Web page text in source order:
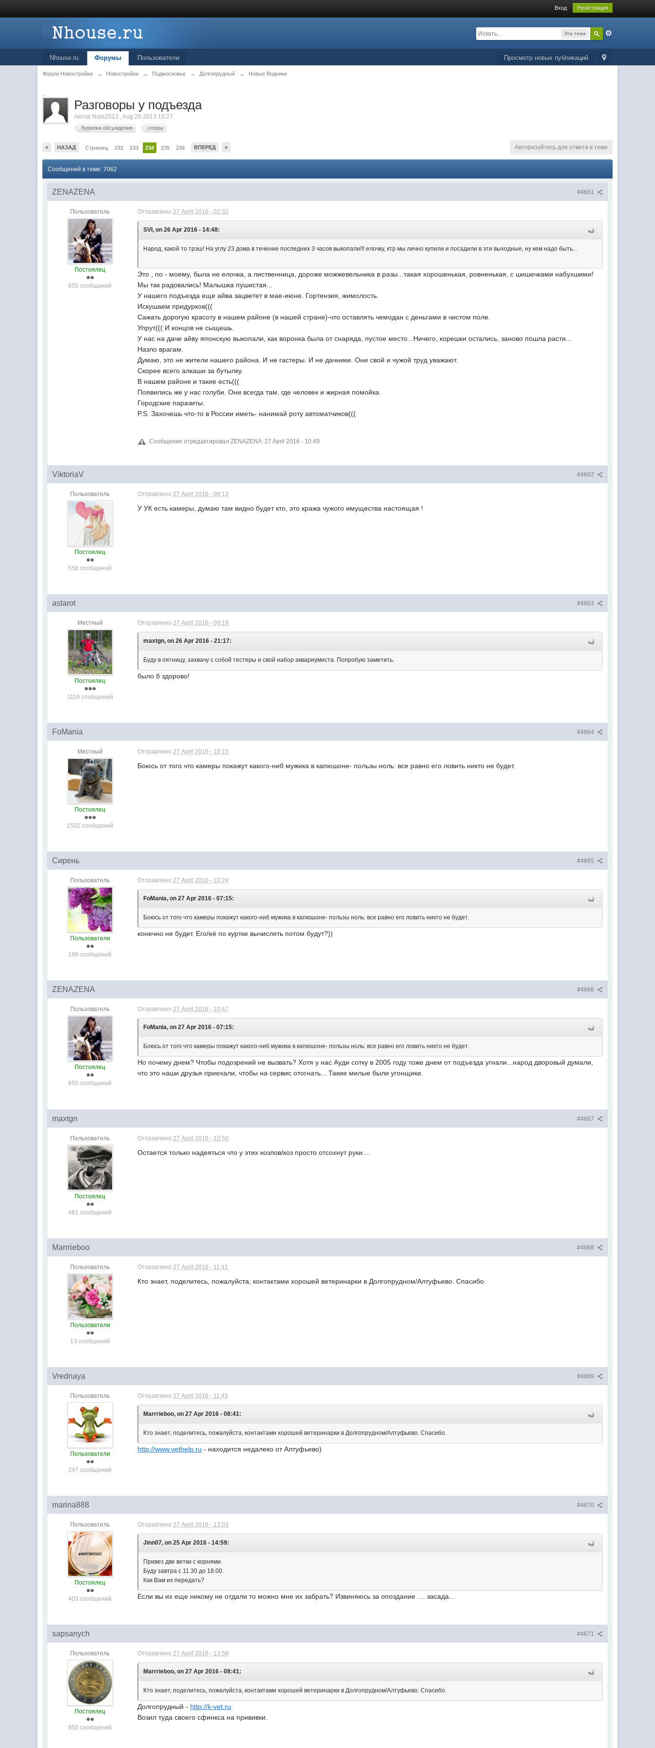
Вход Регистрация
Эта тема
Просмотр новых публикаций
Nhouse.ru Форумы Пользователи
Форум Новостройки → Новостройки → Подмосковье → Долгопрудный → Новые Водники
.
Разговоры у подъезда
Автор Nata2013 ,Aug 26 2013 10:27
Курилка обсуждения споры
« НАЗАД Страниц 232 233 234 235 236 ВПЕРЕД » Авторизуйтесь для ответа в теме
Сообщений в теме: 7062
#4661
ZENAZENA
Пользователь
Постоялец
655 сообщений
Отправлено27 April 2016 - 02:32
SVI, on 26 Apr 2016 - 14:48:
Народ, какой то трэш! На углу 23 дома в течение последних 3 часов выкопали!!! елочку, ктр мы лично купили и посадили в эти выходные, ну кем надо быть...
Это , по - моему, была не елочка, а лиственница, дороже можжевельника в разы...такая хорошенькая, ровненькая, с шишечками набухшими!
Мы так радовались! Малышка пушистая...
У нашего подъезда еще айва зацветет в мае-июне. Гортензия, жимолость.
Искушаем придурков(((
Сажать дорогую красоту в нашем районе (в нашей стране)-что оставлять чемодан с деньгами в чистом поле.
Упрут((( И концов не сыщешь.
У нас на даче айву японскую выкопали, как воронка была от снаряда, пустое место...Ничего, корешки остались, заново пошла расти...
Назло врагам.
Думаю, это не жители нашего района. И не гастеры. И не дачники. Они свой и чужой труд уважают.
Скорее всего алкаши за бутылку.
В нашем районе и такие есть(((
Появились же у нас голуби. Они всегда там, где человек и жирная помойка.
Городские паразиты.
P.S. Захочешь что-то в России иметь- нанимай роту автоматчиков(((
Сообщение отредактировал ZENAZENA: 27 April 2016 - 10:49
#4662
ViktoriaV
Пользователь
Постоялец
558 сообщений
Отправлено27 April 2016 - 08:13
У УК есть камеры, думаю там видно будет кто, это кража чужого имущества настоящая !
#4663
astarot
Местный
Постоялец
1110 сообщений
Отправлено27 April 2016 - 09:19
maxtgn, on 26 Apr 2016 - 21:17:
Буду в пятницу, захвачу с собой тестеры и свой набор аквариумиста. Попробую заметить.
было б здорово!
#4664
FoMania
Местный
Постоялец
1502 сообщений
Отправлено27 April 2016 - 10:15
Боюсь от того что камеры покажут какого-ниб мужика в капюшоне- пользы ноль: все равно его ловить никто не будет.
#4665
Сирень
Пользователь
Пользователи
196 сообщений
Отправлено27 April 2016 - 10:24
FoMania, on 27 Apr 2016 - 07:15:
Боюсь от того что камеры покажут какого-ниб мужика в капюшоне- пользы ноль: все равно его ловить никто не будет.
конечно не будет. Его/её по куртке вычислять потом будут?))
#4666
ZENAZENA
Пользователь
Постоялец
655 сообщений
Отправлено27 April 2016 - 10:47
FoMania, on 27 Apr 2016 - 07:15:
Боюсь от того что камеры покажут какого-ниб мужика в капюшоне- пользы ноль: все равно его ловить никто не будет.
Но почему днем? Чтобы подозрений не вызвать? Хотя у нас Ауди сотку в 2005 году тоже днем от подъезда угнали...народ дворовый думали,
что это наши друзья приехали, чтобы на сервис отогнать... Такие милые были угонщики.
#4667
maxtgn
Пользователь
Постоялец
481 сообщений
Отправлено27 April 2016 - 10:50
Остается только надеяться что у этих козлов/коз просто отсохнут руки....
#4668
Marrrieboo
Пользователь
Пользователи
13 сообщений
Отправлено27 April 2016 - 11:41
Кто знает, поделитесь, пожалуйста, контактами хорошей ветеринарки в Долгопрудном/Алтуфьево. Спасибо.
#4669
Vrednaya
Пользователь
Пользователи
247 сообщений
Отправлено27 April 2016 - 11:45
Marrrieboo, on 27 Apr 2016 - 08:41:
Кто знает, поделитесь, пожалуйста, контактами хорошей ветеринарки в Долгопрудном/Алтуфьево. Спасибо.
http://www.vethelp.ru - находится недалеко от Алтуфьево)
#4670
marina888
Пользователь
Постоялец
403 сообщений
Отправлено27 April 2016 - 13:03
Jinn07, on 25 Apr 2016 - 14:59:
Привез две ветки с корнями.
Буду завтра с 11.30 до 18.00.
Как Вам их передать?
Если вы их еще никому не отдали то можно мне их забрать? Извиняюсь за опоздание .... засада...
#4671
sapsanych
Пользователь
Постоялец
850 сообщений
Отправлено27 April 2016 - 13:58
Marrrieboo, on 27 Apr 2016 - 08:41:
Кто знает, поделитесь, пожалуйста, контактами хорошей ветеринарки в Долгопрудном/Алтуфьево. Спасибо.
Долгопрудный - http://k-vet.ru
Возил туда своего сфинкса на прививки.